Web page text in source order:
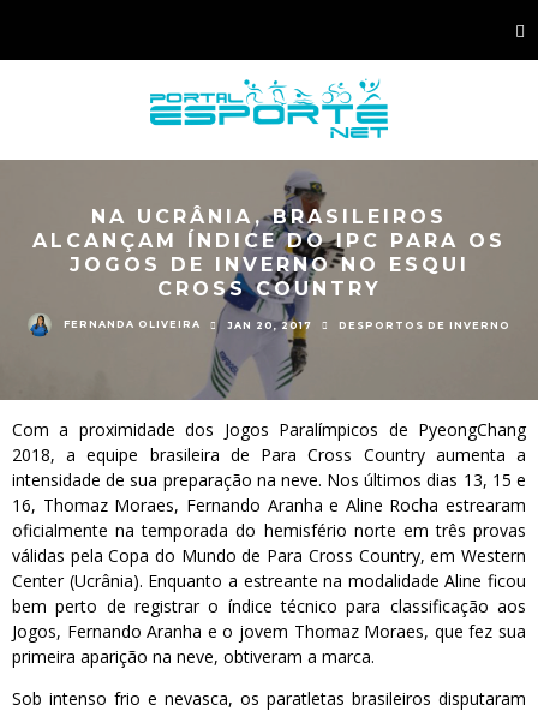
NA UCRÂNIA, BRASILEIROS
ALCANÇAM ÍNDICE DO IPC PARA OS
JOGOS DE INVERNO NO ESQUI
CROSS COUNTRY
FERNANDA OLIVEIRA JAN 20, 2017 DESPORTOS DE INVERNO
Com a proximidade dos Jogos Paralímpicos de PyeongChang
2018, a equipe brasileira de Para Cross Country aumenta a
intensidade de sua preparação na neve. Nos últimos dias 13, 15 e
16, Thomaz Moraes, Fernando Aranha e Aline Rocha estrearam
oficialmente na temporada do hemisfério norte em três provas
válidas pela Copa do Mundo de Para Cross Country, em Western
Center (Ucrânia). Enquanto a estreante na modalidade Aline ficou
bem perto de registrar o índice técnico para classificação aos
Jogos, Fernando Aranha e o jovem Thomaz Moraes, que fez sua
primeira aparição na neve, obtiveram a marca.
Sob intenso frio e nevasca, os paratletas brasileiros disputaram